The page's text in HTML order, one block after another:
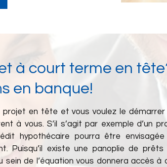
à court terme en
en banque!
projet en tête et vous voulez le démarrer
à vous. S’il s’agit par exemple d’un
hypothécaire pourra être
Puisqu’il existe une panoplie de
sein de l’équation vous donnera accès à